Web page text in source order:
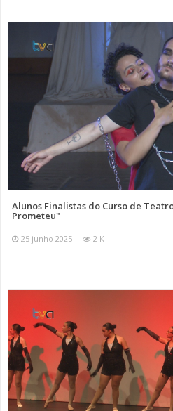
Alunos Finalistas do Curso de
Prometeu"
25 junho 2025 2 K